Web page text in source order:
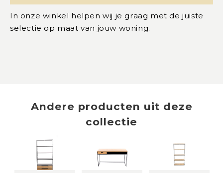
In onze winkel helpen wij je graag met de juiste
selectie op maat van jouw woning.
Andere producten uit deze
collectie